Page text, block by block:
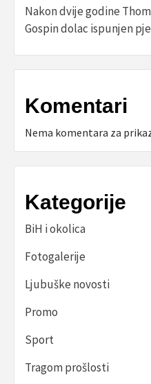
Nakon dvije godine
Gospin dolac ispunjen
Komentari
Nema komentara za
Kategorije
BiH i okolica
Fotogalerije
Ljubuške novosti
Promo
Sport
Tragom prošlosti